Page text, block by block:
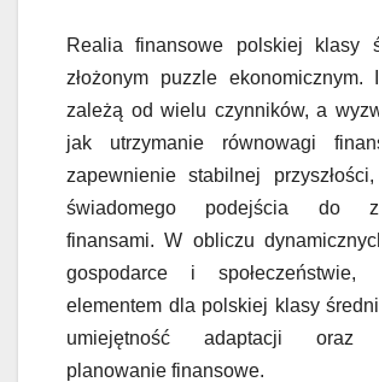
Realia finansowe polskiej klasy
złożonym puzzle ekonomicznym.
zależą od wielu czynników, a
jak utrzymanie równowagi
zapewnienie stabilnej
świadomego podejścia do
finansami. W obliczu
gospodarce i społeczeństwie,
elementem dla polskiej klasy
umiejętność adaptacji oraz
planowanie finansowe.